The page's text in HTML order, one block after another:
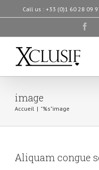
to
Call us : +33 (0)1 60 28 09
image
Accueil | "%s"image
Aliquam congue